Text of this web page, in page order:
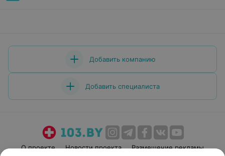
Добавить компанию
Добавить специалиста
О проекте Новости проекта Размещение рекламы